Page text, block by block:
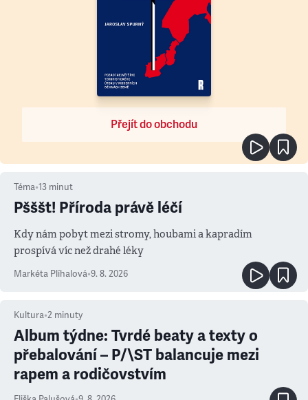
Přejít do obchodu
Téma•13 minut
Pšššt! Příroda právě léčí
Kdy nám pobyt mezi stromy, houbami a kapradím
prospívá víc než drahé léky
Markéta Plíhalová•9. 8. 2026
Kultura•2 minuty
Album týdne: Tvrdé beaty a texty o
přebalování – P/\ST balancuje mezi
rapem a rodičovstvím